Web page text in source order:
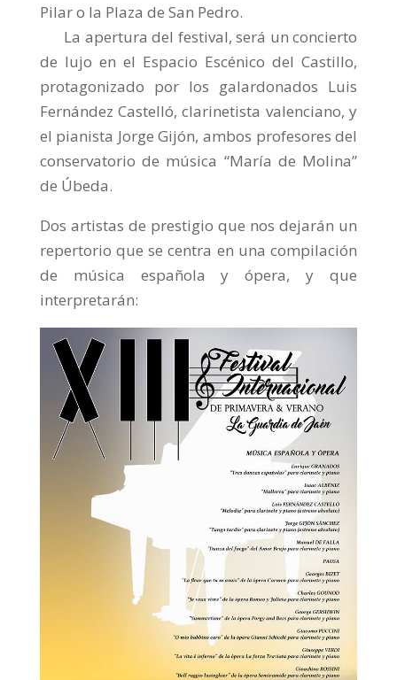
Pilar o la Plaza de San Pedro.
La apertura del festival, será un concierto
de lujo en el Espacio Escénico del Castillo,
protagonizado por los galardonados Luis
Fernández Castelló, clarinetista valenciano, y
el pianista Jorge Gijón, ambos profesores del
conservatorio de música “María de Molina”
de Úbeda.
Dos artistas de prestigio que nos dejarán un
repertorio que se centra en una compilación
de música española y ópera, y que
interpretarán: